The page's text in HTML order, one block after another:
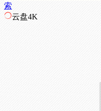
索
云盘4K